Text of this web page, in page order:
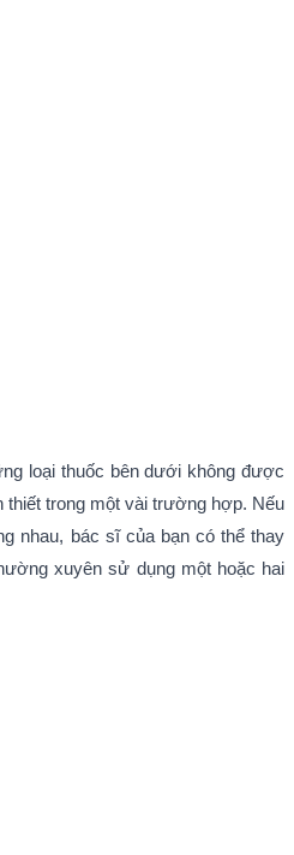
loại thuốc bên dưới không được
thiết trong một vài trường hợp. Nếu
nhau, bác sĩ của bạn có thể thay
xuyên sử dụng một hoặc hai